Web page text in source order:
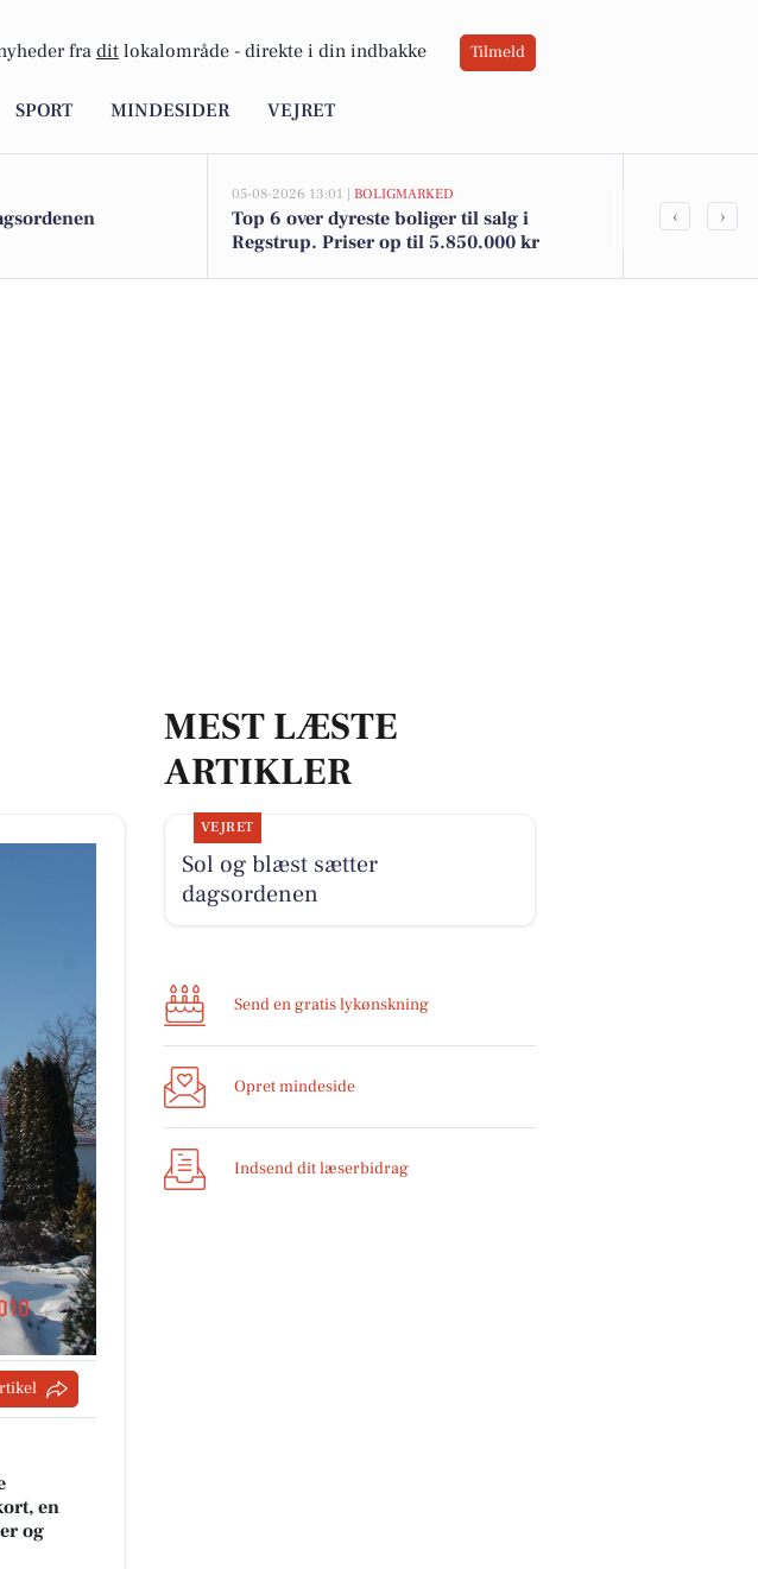
fra dit lokalområde - direkte i din indbakke Tilmeld
SPORT MINDESIDER VEJRET
05-08-2026 13:01 | BOLIGMARKED
Top 6 over dyreste boliger til salg i
Regstrup. Priser op til 5.850.000 kr
Spier PS
‹ ›
en
og
MEST LÆSTE
ARTIKLER
VEJRET
Sol og blæst sætter
dagsordenen
Send en gratis lykønskning
Opret mindeside
Indsend dit læserbidrag